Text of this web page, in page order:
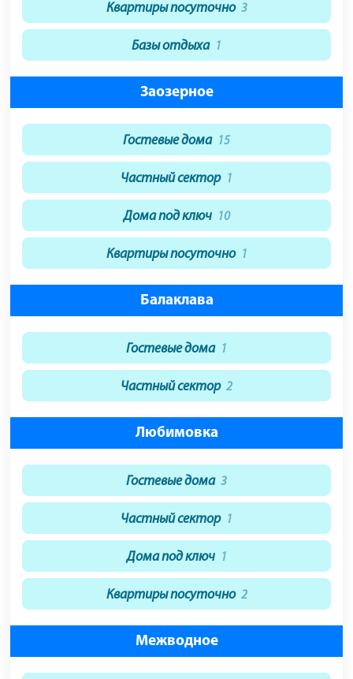
Квартиры посуточно 3
Базы отдыха 1
Заозерное
Гостевые дома 15
Частный сектор 1
Дома под ключ 10
Квартиры посуточно 1
Балаклава
Гостевые дома 1
Частный сектор 2
Любимовка
Гостевые дома 3
Частный сектор 1
Дома под ключ 1
Квартиры посуточно 2
Межводное